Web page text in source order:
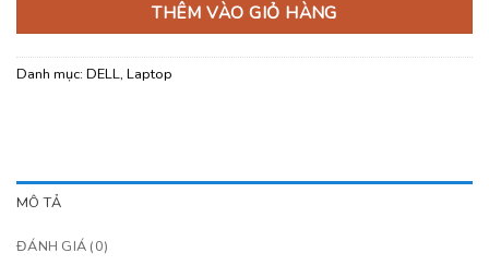
THÊM VÀO GIỎ HÀNG
Danh mục: DELL, Laptop
MÔ TẢ
ĐÁNH GIÁ (0)